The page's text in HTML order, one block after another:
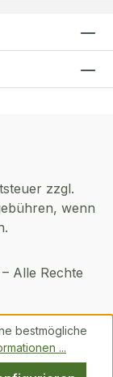
zzgl.
wenn
Alle Rechte
bestmögliche
...